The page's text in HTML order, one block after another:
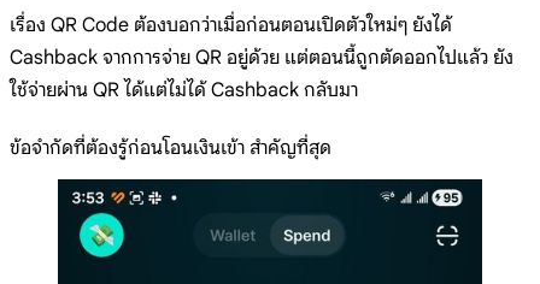
เรื่อง QR Code ต้องบอกว่าเมื่อก่อนตอนเปิดตัวใหม่ๆ ยังได้
Cashback จากการจ่าย QR อยู่ด้วย แต่ตอนนี้ถูกตัดออกไปแล้ว ยัง
ใช้จ่ายผ่าน QR ได้แต่ไม่ได้ Cashback กลับมา
ข้อจำกัดที่ต้องรู้ก่อนโอนเงินเข้า สำคัญที่สุด